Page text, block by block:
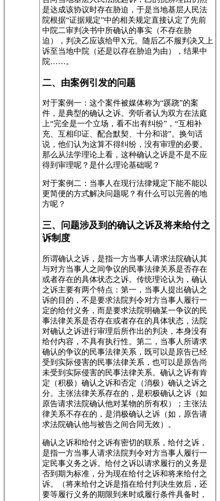
是达成该协议时存在胁迫，于是当地基层人民法
院根据“证据规定”中的相关规定直接认定了先前
中院二审判决书中所确认的事实（不存在胁
迫），判决乙应该给甲X元。随后乙不服判决又上
诉至当地中院（还是以存在胁迫为由），结果中
院……。
二、由案例引发的问题
对于案例一：这个案件被媒体称为“蹊跷”的案
件，是典型的确认之诉。旁听者认为双方在法庭
上“完全是一个立场，看不出有纠纷”，“互相补
充、互相印证、配合默契、十分和谐”。换句话
说，他们认为这算不得纠纷，没有审理的必要。
那么从法学理论上看，这种确认之诉是不是不应
得到审理呢？是什么理论基础呢？
对于案例二：当事人在现行法律规定下能不能以
更简便的方式解决问题呢？有什么可以完善的地
方呢？
三、问题涉及到的确认之诉及将来给付之
诉制度
所谓确认之诉，是指一方当事人请求法院确认其
与对方当事人之间争议的民事法律关系是否存在
或者存在的具体状态之诉。传统理论认为，确认
之诉主要有两个特点：第一，当事人提出确认之
诉的目的，不是要求法院判令对方当事人履行一
定的给付义务，而是要求法院明确某一争议的民
事法律关系是否存在或者存在的具体状态，法院
对确认之诉进行审理后所作出的判决，本身没有
给付内容，不具有执行性。第二，当事人所请求
确认的争议的民事法律关系，既可以是原告已经
受到实际侵害的民事法律关系，也可以是原告尚
未受到实际侵害的民事法律关系。确认之诉有肯
定（积极）确认之诉和否定（消极）确认之诉之
分。主张法律关系存在的，是积极确认之诉（如
原告请求法院确认他对某物的所有权）；主张法
律关系不存在的，是消极确认之诉（如，原告请
求法院确认他与被告之间合同无效）。
确认之诉和给付之诉有密切的联系，给付之诉，
是指一方当事人请求法院判令对方当事人履行一
定民事义务之诉。给付之诉以请求履行的义务是
否到期为标准，分为现在给付之诉和将来给付之
诉。（将来给付之诉是指在给付判决生效后，还
要等履行义务的期限到来时或履行条件具备时，